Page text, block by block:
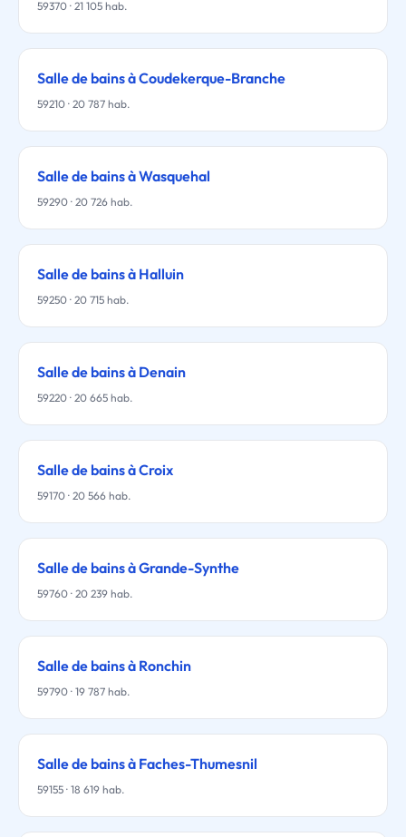
59370 · 21 105 hab.
Salle de bains à Coudekerque-Branche
59210 · 20 787 hab.
Salle de bains à Wasquehal
59290 · 20 726 hab.
Salle de bains à Halluin
59250 · 20 715 hab.
Salle de bains à Denain
59220 · 20 665 hab.
Salle de bains à Croix
59170 · 20 566 hab.
Salle de bains à Grande-Synthe
59760 · 20 239 hab.
Salle de bains à Ronchin
59790 · 19 787 hab.
Salle de bains à Faches-Thumesnil
59155 · 18 619 hab.